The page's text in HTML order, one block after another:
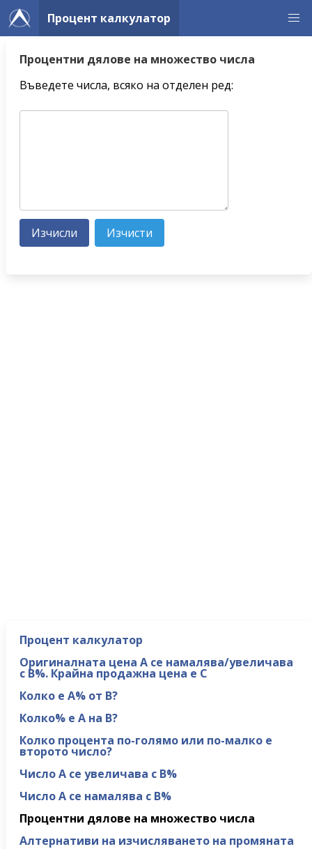
Процент калкулатор
Процентни дялове на множество числа
Въведете числа, всяко на отделен ред:
Процент калкулатор
Оригиналната цена A се намалява/увеличава
с B%. Крайна продажна цена е C
Колко е A% от B?
Колко% е A на B?
Колко процента по-голямо или по-малко е
второто число?
Число A се увеличава с B%
Число A се намалява с B%
Процентни дялове на множество числа
Алтернативи на изчисляването на промяната